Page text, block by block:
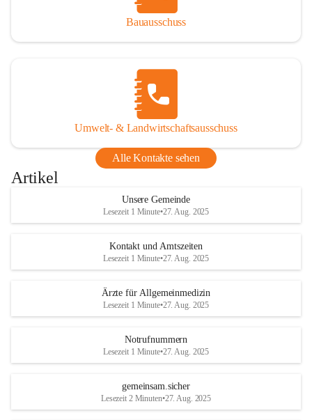
Bauausschuss
Umwelt- & Landwirtschaftsausschuss
Alle Kontakte sehen
Artikel
Unsere Gemeinde
Lesezeit 1 Minute•27. Aug. 2025
Kontakt und Amtszeiten
Lesezeit 1 Minute•27. Aug. 2025
Ärzte für Allgemeinmedizin
Lesezeit 1 Minute•27. Aug. 2025
Notrufnummern
Lesezeit 1 Minute•27. Aug. 2025
gemeinsam.sicher
Lesezeit 2 Minuten•27. Aug. 2025